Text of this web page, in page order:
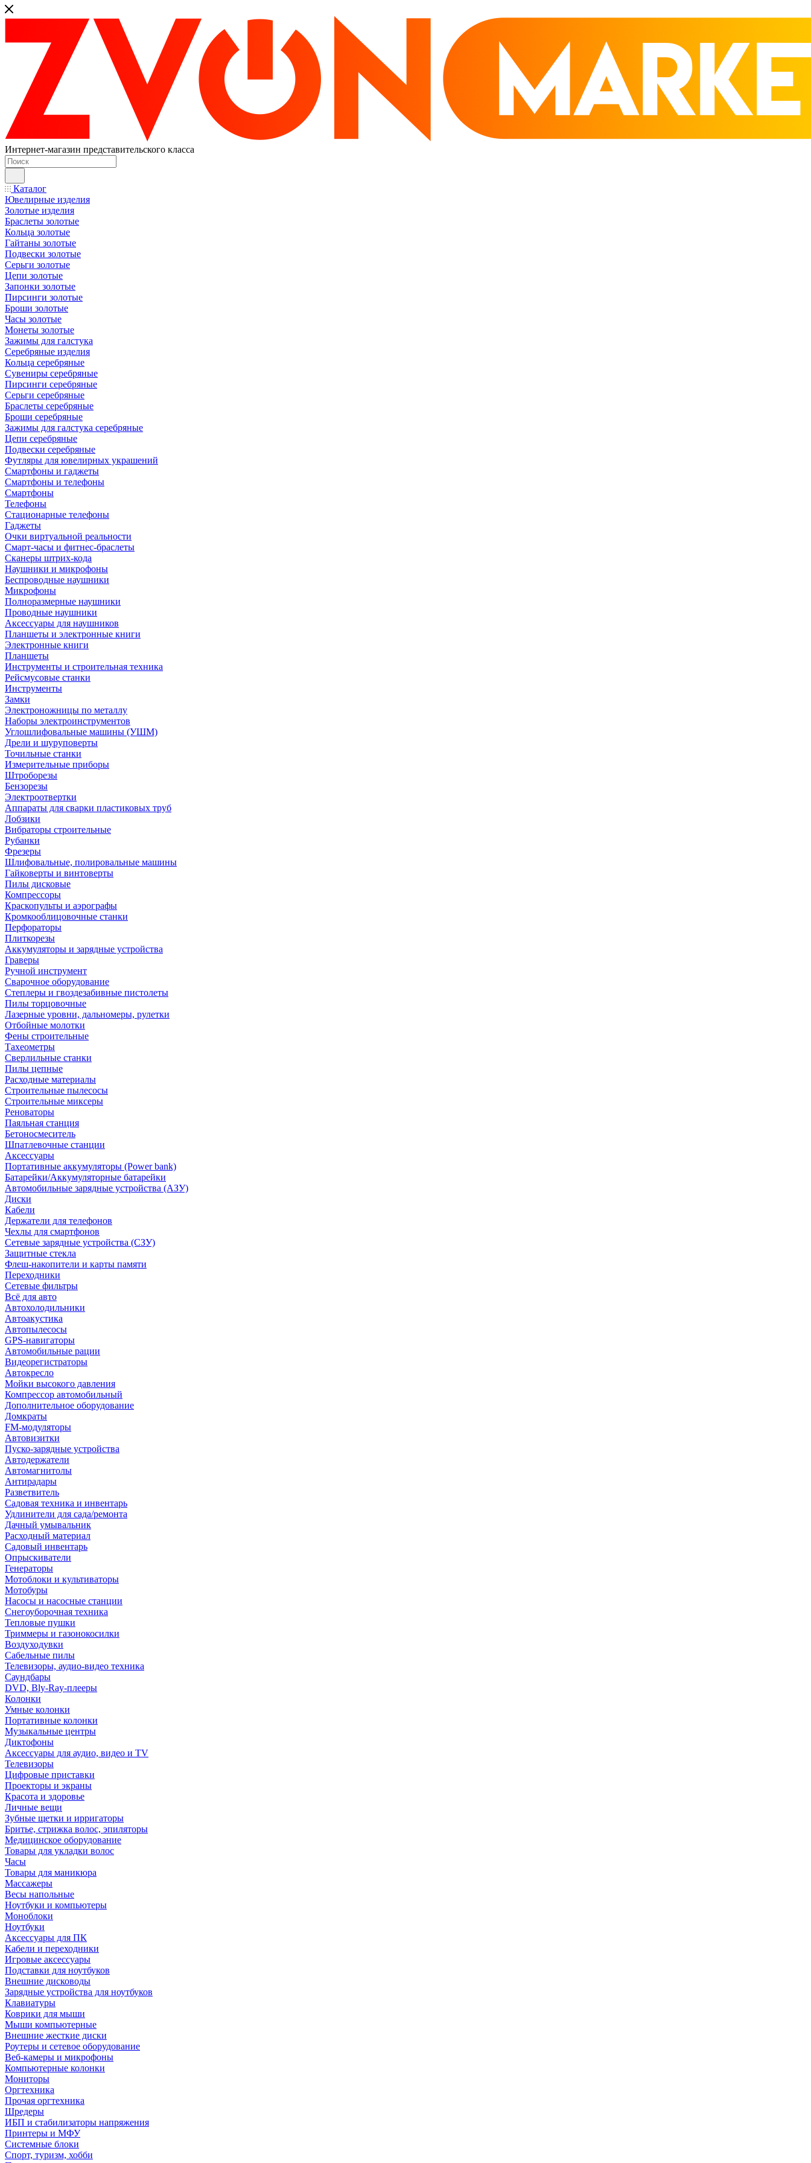
Интернет-магазин представительского класса
Каталог
Ювелирные изделия
Золотые изделия
Браслеты золотые
Кольца золотые
Гайтаны золотые
Подвески золотые
Серьги золотые
Цепи золотые
Запонки золотые
Пирсинги золотые
Броши золотые
Часы золотые
Монеты золотые
Зажимы для галстука
Серебряные изделия
Кольца серебряные
Сувениры серебряные
Пирсинги серебряные
Серьги серебряные
Браслеты серебряные
Броши серебряные
Зажимы для галстука серебряные
Цепи серебряные
Подвески серебряные
Футляры для ювелирных украшений
Смартфоны и гаджеты
Смартфоны и телефоны
Смартфоны
Телефоны
Стационарные телефоны
Гаджеты
Очки виртуальной реальности
Смарт-часы и фитнес-браслеты
Сканеры штрих-кода
Наушники и микрофоны
Беспроводные наушники
Микрофоны
Полноразмерные наушники
Проводные наушники
Аксессуары для наушников
Планшеты и электронные книги
Электронные книги
Планшеты
Инструменты и строительная техника
Рейсмусовые станки
Инструменты
Замки
Электроножницы по металлу
Наборы электроинструментов
Углошлифовальные машины (УШМ)
Дрели и шуруповерты
Точильные станки
Измерительные приборы
Штроборезы
Бензорезы
Электроотвертки
Аппараты для сварки пластиковых труб
Лобзики
Вибраторы строительные
Рубанки
Фрезеры
Шлифовальные, полировальные машины
Гайковерты и винтоверты
Пилы дисковые
Компрессоры
Краскопульты и аэрографы
Кромкооблицовочные станки
Перфораторы
Плиткорезы
Аккумуляторы и зарядные устройства
Граверы
Ручной инструмент
Сварочное оборудование
Степлеры и гвоздезабивные пистолеты
Пилы торцовочные
Лазерные уровни, дальномеры, рулетки
Отбойные молотки
Фены строительные
Тахеометры
Сверлильные станки
Пилы цепные
Расходные материалы
Строительные пылесосы
Строительные миксеры
Реноваторы
Паяльная станция
Бетоносмеситель
Шпатлевочные станции
Аксессуары
Портативные аккумуляторы (Power bank)
Батарейки/Аккумуляторные батарейки
Автомобильные зарядные устройства (АЗУ)
Диски
Кабели
Держатели для телефонов
Чехлы для смартфонов
Сетевые зарядные устройства (СЗУ)
Защитные стекла
Флеш-накопители и карты памяти
Переходники
Сетевые фильтры
Всё для авто
Автохолодильники
Автоакустика
Автопылесосы
GPS-навигаторы
Автомобильные рации
Видеорегистраторы
Автокресло
Мойки высокого давления
Компрессор автомобильный
Дополнительное оборудование
Домкраты
FM-модуляторы
Автовизитки
Пуско-зарядные устройства
Автодержатели
Автомагнитолы
Антирадары
Разветвитель
Садовая техника и инвентарь
Удлинители для сада/ремонта
Дачный умывальник
Расходный материал
Садовый инвентарь
Опрыскиватели
Генераторы
Мотоблоки и культиваторы
Мотобуры
Насосы и насосные станции
Снегоуборочная техника
Тепловые пушки
Триммеры и газонокосилки
Воздуходувки
Сабельные пилы
Телевизоры, аудио-видео техника
Саундбары
DVD, Bly-Ray-плееры
Колонки
Умные колонки
Портативные колонки
Музыкальные центры
Диктофоны
Аксессуары для аудио, видео и TV
Телевизоры
Цифровые приставки
Проекторы и экраны
Красота и здоровье
Личные вещи
Зубные щетки и ирригаторы
Бритье, стрижка волос, эпиляторы
Медицинское оборудование
Товары для укладки волос
Часы
Товары для маникюра
Массажеры
Весы напольные
Ноутбуки и компьютеры
Моноблоки
Ноутбуки
Аксессуары для ПК
Кабели и переходники
Игровые аксессуары
Подставки для ноутбуков
Внешние дисководы
Зарядные устройства для ноутбуков
Клавиатуры
Коврики для мыши
Мыши компьютерные
Внешние жесткие диски
Роутеры и сетевое оборудование
Веб-камеры и микрофоны
Компьютерные колонки
Мониторы
Оргтехника
Прочая оргтехника
Шредеры
ИБП и стабилизаторы напряжения
Принтеры и МФУ
Системные блоки
Спорт, туризм, хобби